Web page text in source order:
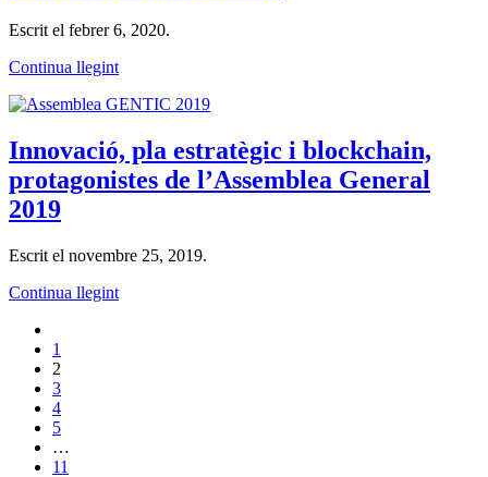
Escrit el febrer 6, 2020.
Continua llegint
Innovació, pla estratègic i blockchain,
protagonistes de l’Assemblea General
2019
Escrit el novembre 25, 2019.
Continua llegint
1
2
3
4
5
…
11